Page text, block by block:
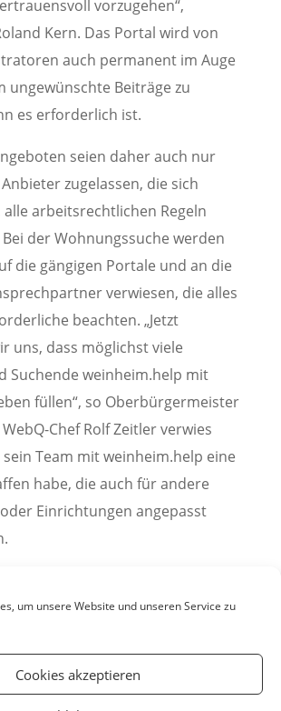
um unsere Website und unseren Service zu
Cookies akzeptieren
vorzugehen“,
Kern. Das Portal wird von
auch permanent im Auge
ungewünschte Beiträge zu
es erforderlich ist.
seien daher auch nur
zugelassen, die sich
arbeitsrechtlichen Regeln
der Wohnungssuche werden
die gängigen Portale und an die
verwiesen, die alles
beachten. „Jetzt
uns, dass möglichst viele
Suchende weinheim.help mit
füllen“, so Oberbürgermeister
Chef Rolf Zeitler verwies
Team mit weinheim.help eine
habe, die auch für andere
Einrichtungen angepasst